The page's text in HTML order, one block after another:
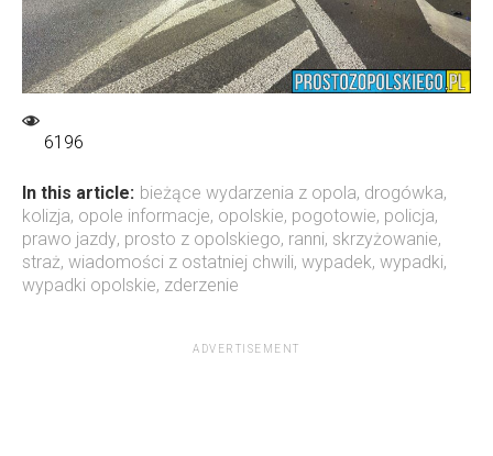
6196
In this article: bieżące wydarzenia z opola, drogówka,
kolizja, opole informacje, opolskie, pogotowie, policja,
prawo jazdy, prosto z opolskiego, ranni, skrzyżowanie,
straż, wiadomości z ostatniej chwili, wypadek, wypadki,
wypadki opolskie, zderzenie
ADVERTISEMENT